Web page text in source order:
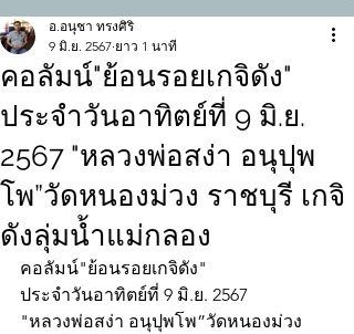
คอลัมน์"ย้อนรอยเกจิดัง"
ประจำวันอาทิตย์ที่ 9 มิ.ย.
2567 "หลวงพ่อสง่า อนุปุพ
โพ”วัดหนองม่วง ราชบุรี เกจิ
ดังลุ่มน้ำแม่กลอง
อ.อนุชา ทรงศิริ
9 มิ.ย. 2567 ยาว 1 นาที
คอลัมน์"ย้อนรอยเกจิดัง"
ประจำวันอาทิตย์ที่ 9 มิ.ย. 2567
"หลวงพ่อสง่า อนุปุพโพ”วัดหนองม่วง